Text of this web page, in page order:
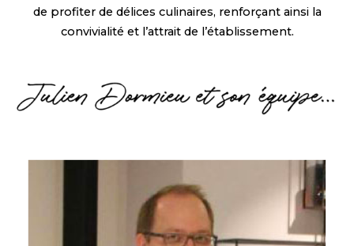
de profiter de délices culinaires, renforçant ainsi la
convivialité et l’attrait de l’établissement.